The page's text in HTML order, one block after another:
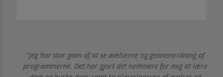
Jeg har stor gavn af at se øvelserne og gennemridning af
programmerne. Det har gjort det nemmere for mig at lære